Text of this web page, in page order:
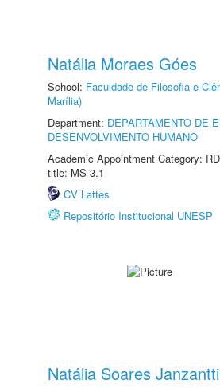
Natália Moraes Góes
School: Faculdade de Filosofia e
Marília)
Department: DEPARTAMENTO DE
DESENVOLVIMENTO HUMANO
Academic Appointment Category:
title: MS-3.1
CV Lattes
Repositório Institucional UNESP
Natália Soares Janzantti